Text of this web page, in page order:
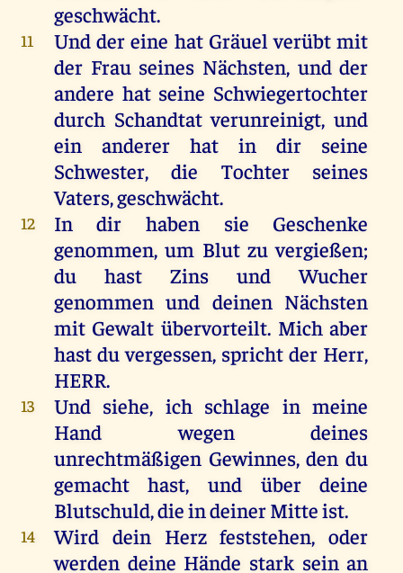
geschwächt.
11 Und der eine hatGräuel verübtmit
der Frau seines Nächsten, und der
andere hat seine Schwiegertochter
durchSchandtatverunreinigt,und
ein
anderer hat in dir
seine
Schwester,die Tochter
seines
Vaters,geschwächt.
12 In dir haben sie
Geschenke
genommen,um Blut zu vergießen;
du
hast Zins und
Wucher
genommen und deinen Nächsten
mit Gewalt übervorteilt. Mich aber
hast du vergessen, spricht der Herr,
HERR.
13 Und siehe, ich schlage in meine
Hand
wegen
deines
unrechtmäßigen Gewinnes,den du
gemacht
hast, und über
deine
Blutschuld,dieindeinerMitteist.
14 Wird dein Herzfeststehen,oder
werden deine Hände stark sein an